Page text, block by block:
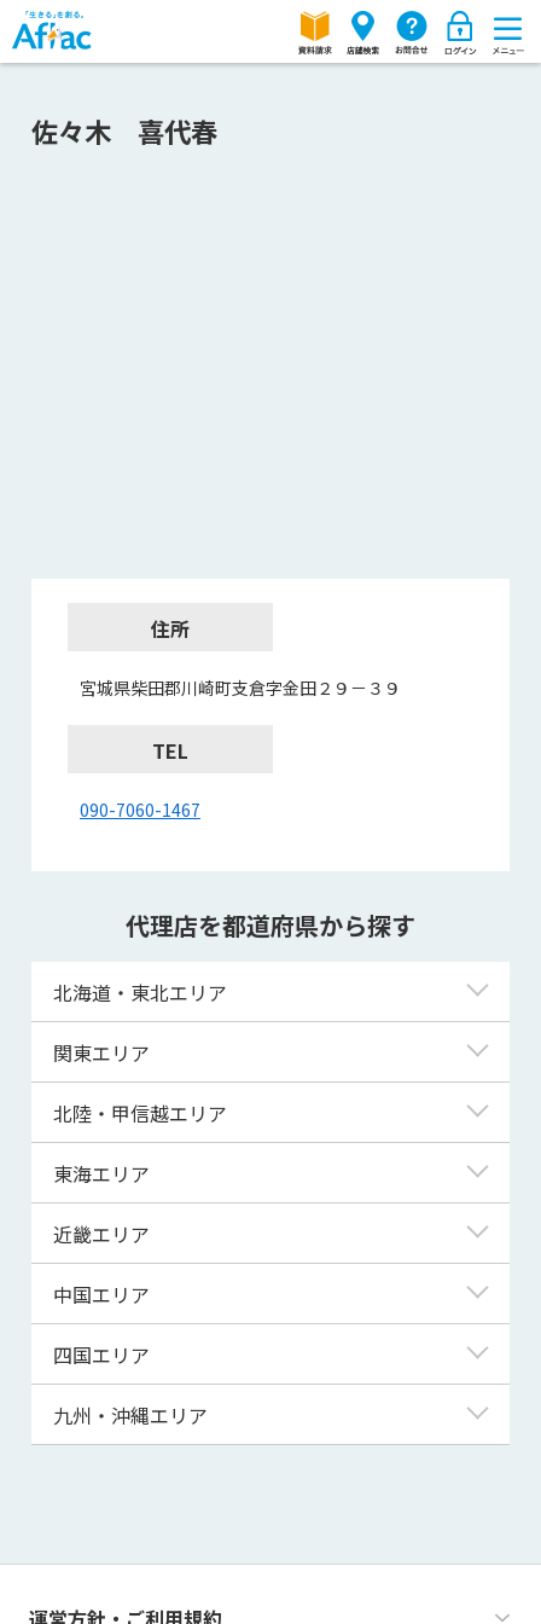
佐々木 喜代春
住所
宮城県柴田郡川崎町支倉字金田２９－３９
TEL
090-7060-1467
代理店を都道府県から探す
北海道・東北エリア
北海道
青森県
宮城県
秋田県
山形県
関東エリア
東京都
神奈川県
埼玉県
千葉県
茨城県
群馬県
北陸・甲信越エリア
新潟県
富山県
福井県
山梨県
長野県
東海エリア
岐阜県
静岡県
三重県
近畿エリア
滋賀県
京都府
大阪府
兵庫県
和歌山県
中国エリア
鳥取県
島根県
山口県
四国エリア
徳島県
高知県
九州・沖縄エリア
運営方針・ご利用規約